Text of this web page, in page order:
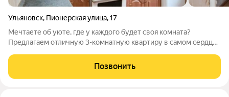
Ульяновск, Пионерская улица,17
Мечтаете об уюте, где у каждого будет своя комната?
Предлагаем отличную 3-комнатную квартиру в самом сердце
Планировка:Три просторные изолированные комнаты дают
полную свободу действий: детская, спальня,
Позвонить